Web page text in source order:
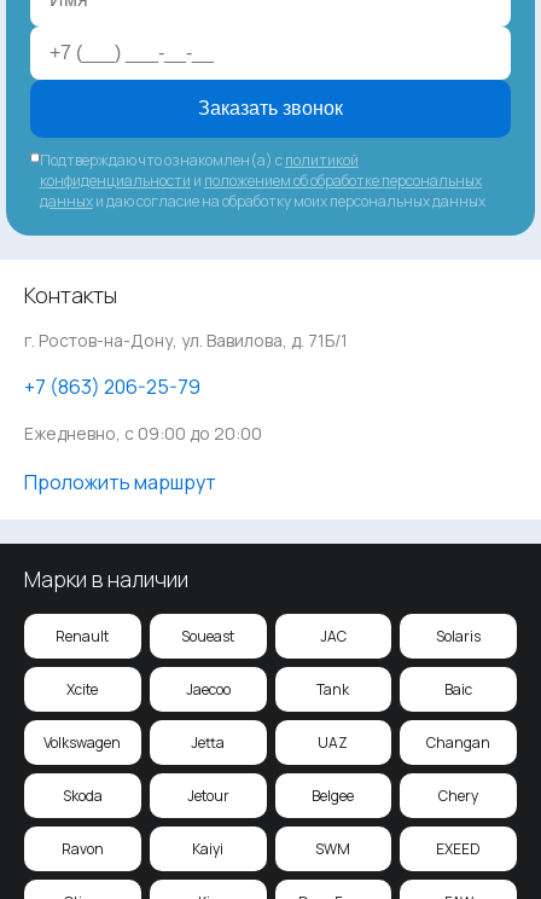
Заказать звонок
Подтверждаю что ознакомлен(а) сполитикой
конфиденциальности и положением об обработке персональных
данныхи даю согласие на обработку моих персональных данных
Контакты
г. Ростов-на-Дону, ул. Вавилова, д. 71Б/1
‪+7 (863) 206-25-79
Ежедневно, с 09:00 до 20:00
Проложить маршрут
Марки в наличии
Renault Soueast JAC Solaris
Xcite Jaecoo Tank Baic
Volkswagen Jetta UAZ Changan
Skoda Jetour Belgee Chery
Ravon Kaiyi SWM EXEED